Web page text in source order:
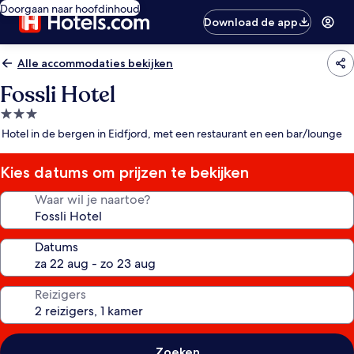
Doorgaan naar hoofdinhoud
Download de app
Alle accommodaties bekijken
Fossli Hotel
3.0-
sterrenaccommodatie
Hotel in de bergen in Eidfjord, met een restaurant en een bar/lounge
Kies datums om prijzen te bekijken
Waar wil je naartoe?
Datums
Reizigers